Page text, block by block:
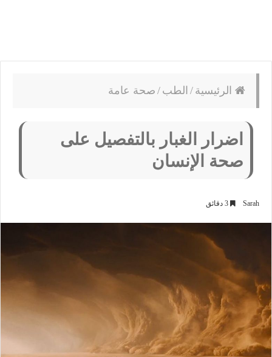
الرئيسية / الطب / صحة عامة
اضرار الغبار بالتفصيل على
صحة الإنسان
Sarah